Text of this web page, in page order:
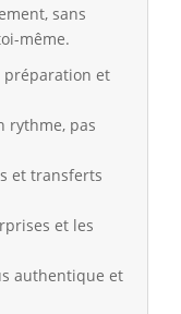
sans
même.
préparation et
rythme, pas
et transferts
et les
authentique et